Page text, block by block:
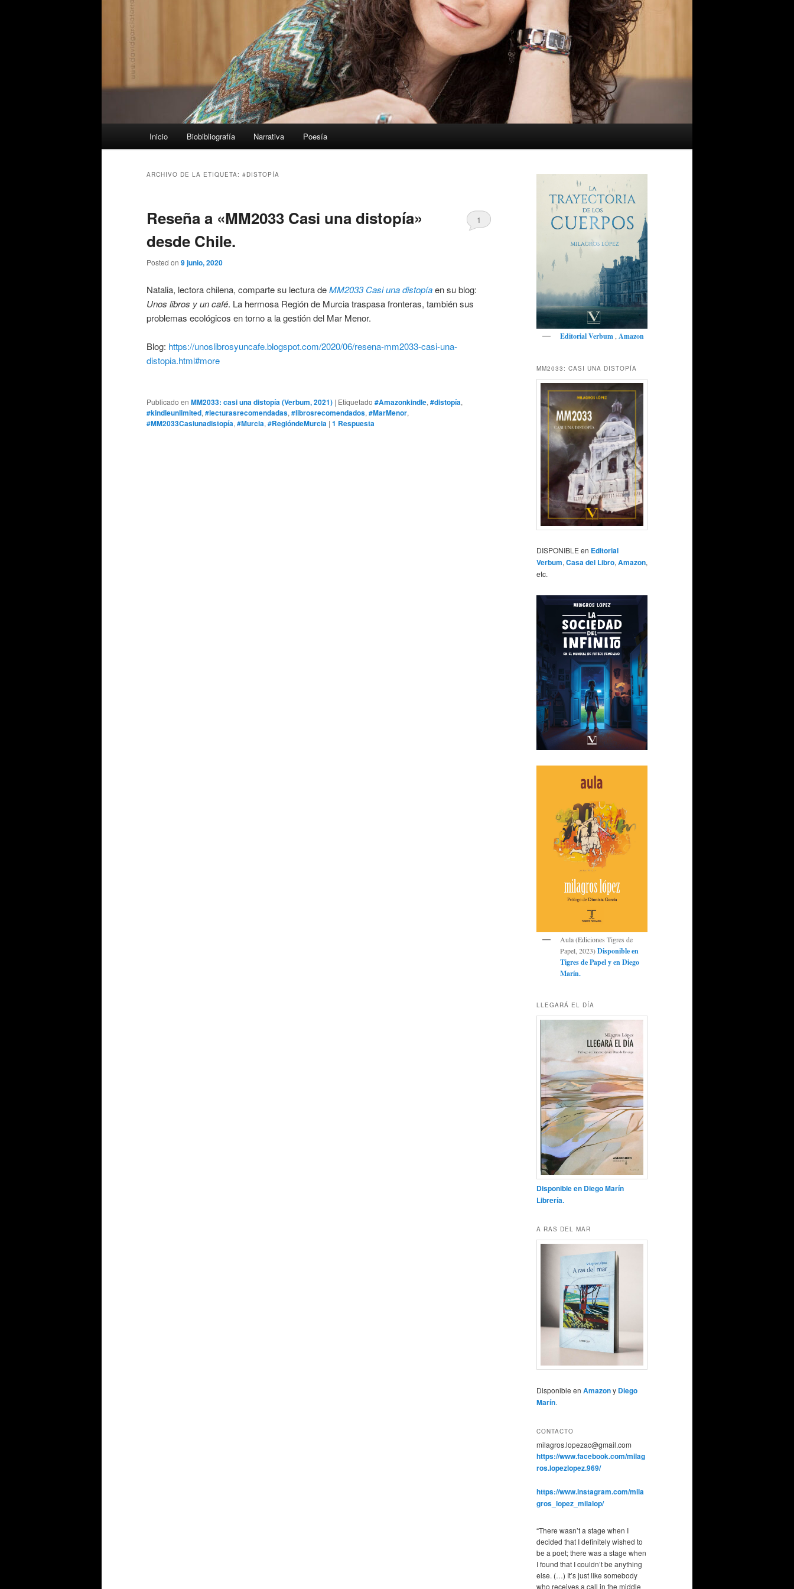
Inicio Biobibliografía Narrativa Poesía
ARCHIVO DE LA ETIQUETA: #DISTOPÍA
Reseña a «MM2033 Casi una distopía»
desde Chile.
Posted on 9 junio, 2020
1
Natalia, lectora chilena, comparte su lectura deMM2033 Casi una distopíaen su blog:
Unos libros y un café. La hermosa Región de Murcia traspasa fronteras, también sus
problemas ecológicos en torno a la gestión del Mar Menor.
Blog: https://unoslibrosyuncafe.blogspot.com/2020/06/resena-mm2033-casi-una-
distopia.html#more
Publicado en MM2033: casi una distopía (Verbum, 2021) | Etiquetado #Amazonkindle, #distopía,
#kindleunlimited, #lecturasrecomendadas, #librosrecomendados, #MarMenor,
#MM2033Casiunadistopía, #Murcia, #RegióndeMurcia | 1 Respuesta
Editorial Verbum,Amazon
MM2033: CASI UNA DISTOPÍA
DISPONIBLE en Editorial
Verbum, Casa del Libro, Amazon,
etc.
Aula (Ediciones Tigres de
Papel, 2023)Disponible en
Tigres de Papely enDiego
Marín.
LLEGARÁ EL DÍA
Disponible en Diego Marín
Librería.
A RAS DEL MAR
Disponible en Amazony Diego
Marín.
CONTACTO
milagros.lopezac@gmail.com
https://www.facebook.com/milag
ros.lopezlopez.969/
https://www.instagram.com/mila
gros_lopez_milalop/
“There wasn’t a stage when I
decided that I definitely wished to
be a poet; there was a stage when
I found that I couldn’t be anything
else. (…) It’s just like somebody
who receives a call in the middle